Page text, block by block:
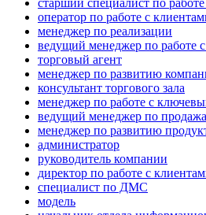
старший специалист по
оператор по работе с
менеджер по реализации
ведущий менеджер по работе
торговый агент
менеджер по развитию
консультант торгового зала
менеджер по работе с
ведущий менеджер по
менеджер по развитию
администратор
руководитель компании
директор по работе с
специалист по ДМС
модель